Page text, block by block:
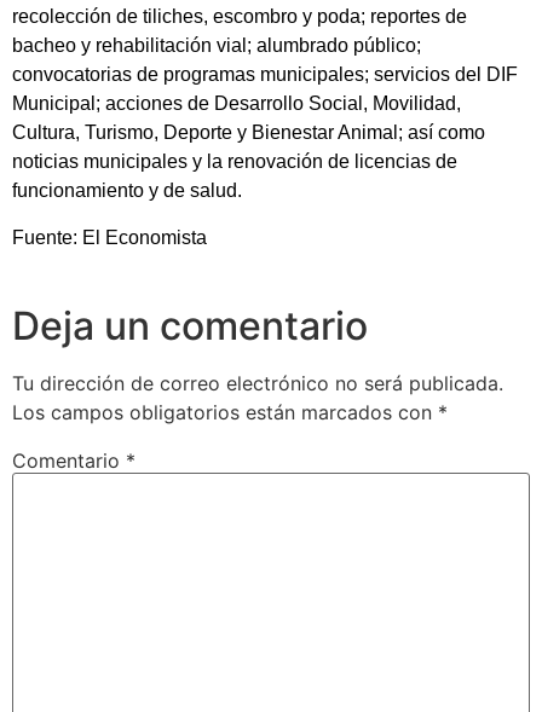
recolección de tiliches, escombro y poda; reportes de
bacheo y rehabilitación vial; alumbrado público;
convocatorias de programas municipales; servicios del DIF
Municipal; acciones de Desarrollo Social, Movilidad,
Cultura, Turismo, Deporte y Bienestar Animal; así como
noticias municipales y la renovación de licencias de
funcionamiento y de salud.
Fuente: El Economista
Deja un comentario
Tu dirección de correo electrónico no será publicada.
Los campos obligatorios están marcados con *
Comentario *